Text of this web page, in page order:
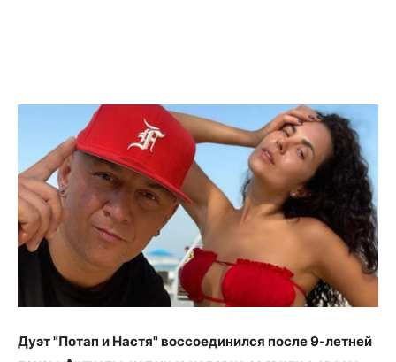
Дуэт "Потап и Настя" воссоединился после 9-летней